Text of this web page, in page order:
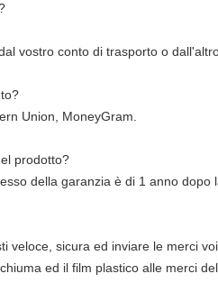
vostro conto di trasporto o
Union, MoneyGram.
prodotto?
della garanzia è di 1 anno dopo
veloce, sicura ed inviare le merci voi.
ed il film plastico alle merci